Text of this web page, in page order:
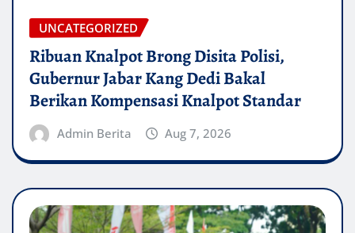
UNCATEGORIZED
Ribuan Knalpot Brong Disita Polisi,
Gubernur Jabar Kang Dedi Bakal
Berikan Kompensasi Knalpot Standar
Admin Berita Aug 7, 2026